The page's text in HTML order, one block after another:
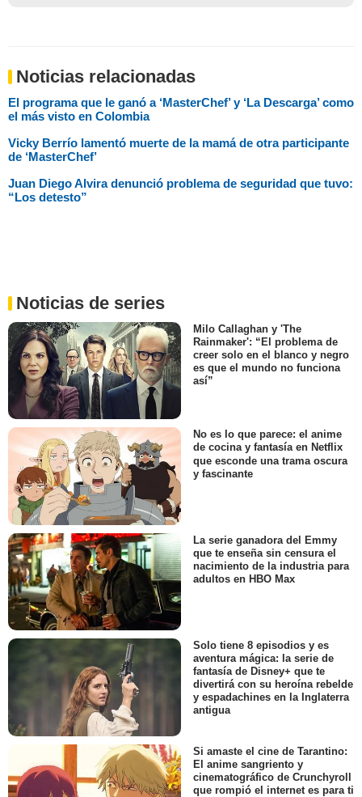
Noticias relacionadas
El programa que le ganó a ‘MasterChef’ y ‘La Descarga’ como
el más visto en Colombia
Vicky Berrío lamentó muerte de la mamá de otra participante
de ‘MasterChef’
Juan Diego Alvira denunció problema de seguridad que tuvo:
“Los detesto”
Noticias de series
Milo Callaghan y 'The
Rainmaker': “El problema de
creer solo en el blanco y negro
es que el mundo no funciona
así”
No es lo que parece: el anime
de cocina y fantasía en Netflix
que esconde una trama oscura
y fascinante
La serie ganadora del Emmy
que te enseña sin censura el
nacimiento de la industria para
adultos en HBO Max
Solo tiene 8 episodios y es
aventura mágica: la serie de
fantasía de Disney+ que te
divertirá con su heroína rebelde
y espadachines en la Inglaterra
antigua
Si amaste el cine de Tarantino:
El anime sangriento y
cinematográfico de Crunchyroll
que rompió el internet es para ti